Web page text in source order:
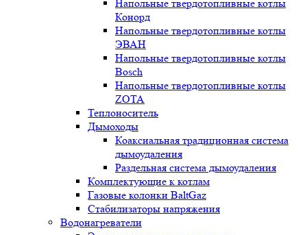
Напольные твердотопливные котлы
Конорд
Напольные твердотопливные котлы
ЭВАН
Напольные твердотопливные котлы
Bosch
Напольные твердотопливные котлы
ZOTA
Теплоноситель
Дымоходы
Коаксиальная традиционная система
дымоудаления
Раздельная система дымоудаления
Комплектующие к котлам
Газовые колонки BaltGaz
Стабилизаторы напряжения
Водонагреватели